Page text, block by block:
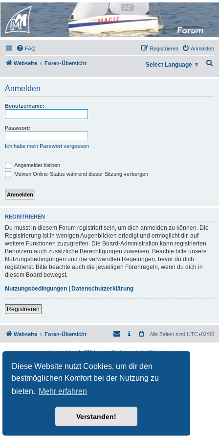
Diese Website nutzt Cookies, um dir den
bestmöglichen Komfort bei der Nutzung zu
bieten. Mehr erfahren
Verstanden!
Micro Magic Forum
Deutschland
FAQ Anmelden
Registrieren
Webseite Foren-Übersicht
h
Select Language ▼
Anmelden
Benutzername:
Passwort:
Ich habe mein Passwort vergessen
Angemeldet bleiben
Meinen Online-Status während dieser Sitzung verbergen
REGISTRIEREN
Du musst in diesem Forum registriert sein, um dich anmelden zu können. Die
Registrierung ist in wenigen Augenblicken erledigt und ermöglicht dir, auf
weitere Funktionen zuzugreifen. Die Board-Administration kann registrierten
Benutzern auch zusätzliche Berechtigungen zuweisen. Beachte bitte unsere
Nutzungsbedingungen und die verwandten Regelungen, bevor du dich
registrierst. Bitte beachte auch die jeweiligen Forenregeln, wenn du dich in
diesem Board bewegst.
Nutzungsbedingungen
Datenschutzerklärung
Registrieren
Webseite Foren-Übersicht Alle Zeiten sind UTC+02:00
Powered byphpBB® Forum Software © phpBB Limited
Datenschutz|Nutzungsbedingungen